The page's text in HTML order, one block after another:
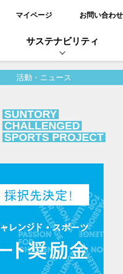
いウィンドウで開く
マイページ お問い合わせ
サステナビリティ
活動・ニュース
SUNTORY
CHALLENGED
SPORTS PROJECT